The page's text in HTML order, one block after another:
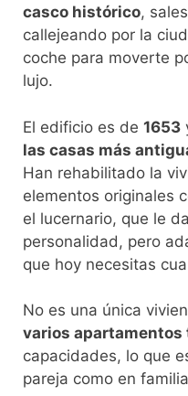
casco histórico,
callejeando por la
coche para moverte
lujo.
El edificio es de 1653
las casas más
Han rehabilitado la
elementos originales
el lucernario, que le
personalidad, pero
que hoy necesitas
No es una única
varios
capacidades, lo que
pareja como en